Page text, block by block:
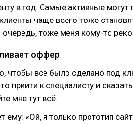
в год. Самые активные могут
чаще всего тоже
тоже меня кому-то
оффер
чтобы всё было сделано под
прийти к специалисту и
мне тут всё.
ему: «Ой, я только прототип